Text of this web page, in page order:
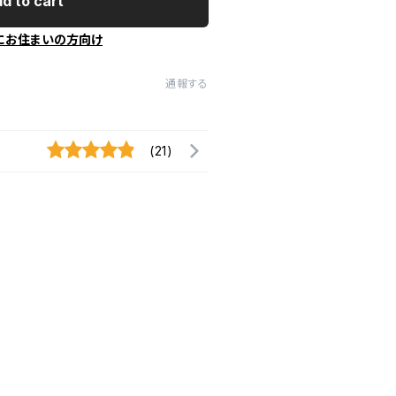
お住まいの方向け
通報する
(21)